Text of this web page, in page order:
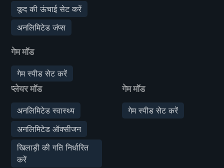
कूद की ऊंचाई सेट करें
अनलिमिटेड जंप्स
गेम मॉड
गेम स्पीड सेट करें
प्लेयर मॉड
अनलिमिटेड स्वास्थ्य
अनलिमिटेड ऑक्सीजन
खिलाड़ी की गति निर्धारित
करें
गेम मॉड
गेम स्पीड सेट करें